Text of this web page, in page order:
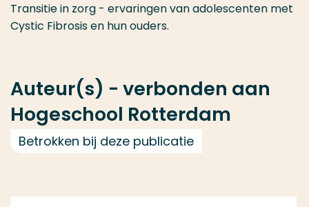
Transitie in zorg - ervaringen van adolescenten met
Cystic Fibrosis en hun ouders.
Auteur(s) - verbonden aan
Hogeschool Rotterdam
Betrokken bij deze publicatie